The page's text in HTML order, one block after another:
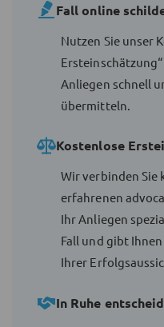
Fall online
Nutzen Sie unser
Anliegen schnell
übermitteln.
Kostenlose
Wir verbinden Sie
erfahrenen
Ihr Anliegen
Fall und gibt
Ihrer
In Ruhe